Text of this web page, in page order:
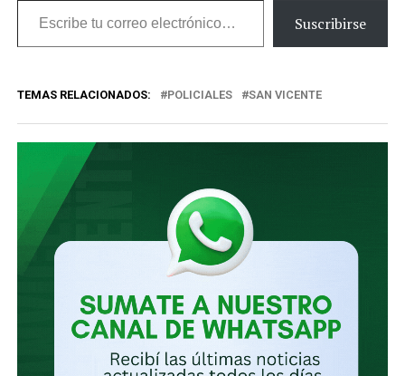
Escribe
tu
electrónico…
Suscribirse
TEMAS RELACIONADOS: POLICIALES SAN VICENTE